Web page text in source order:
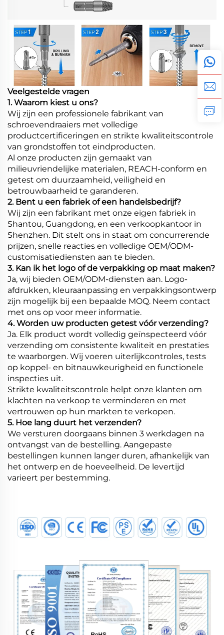
Veelgestelde vragen
1. Waarom kiest u ons?
Wij zijn een professionele fabrikant van
schroevendraaiers met volledige
productcertificeringen en strikte kwaliteitscontrole
van grondstoffen tot eindproducten.
Al onze producten zijn gemaakt van
milieuvriendelijke materialen, REACH-conform en
getest om duurzaamheid, veiligheid en
betrouwbaarheid te garanderen.
2. Bent u een fabriek of een handelsbedrijf?
Wij zijn een fabrikant met onze eigen fabriek in
Shantou, Guangdong, en een verkoopkantoor in
Shenzhen. Dit stelt ons in staat om concurrerende
prijzen, snelle reacties en volledige OEM/ODM-
customisatiediensten aan te bieden.
3. Kan ik het logo of de verpakking op maat maken?
Ja, wij bieden OEM/ODM-diensten aan. Logo-
afdrukken, kleuraanpassing en verpakkingsontwerp
zijn mogelijk bij een bepaalde MOQ. Neem contact
met ons op voor meer informatie.
4. Worden uw producten getest vóór verzending?
Ja. Elk product wordt volledig geïnspecteerd vóór
verzending om consistente kwaliteit en prestaties
te waarborgen. Wij voeren uiterlijkcontroles, tests
op koppel- en bitnauwkeurigheid en functionele
inspecties uit.
Strikte kwaliteitscontrole helpt onze klanten om
klachten na verkoop te verminderen en met
vertrouwen op hun markten te verkopen.
5. Hoe lang duurt het verzenden?
We versturen doorgaans binnen 3 werkdagen na
ontvangst van de bestelling. Aangepaste
bestellingen kunnen langer duren, afhankelijk van
het ontwerp en de hoeveelheid. De levertijd
varieert per bestemming.